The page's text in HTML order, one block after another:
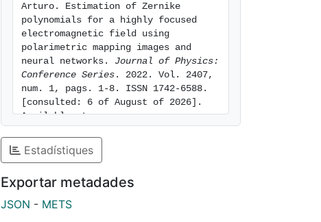
Arturo. Estimation of Zernike
polynomials for a highly focused
electromagnetic field using
polarimetric mapping images and
neural networks. Journal of Physics:
Conference Series . 2022. Vol. 2407,
num. 1, pags. 1-8. ISSN 1742-6588.
[consulted: 6 of August of 2026].
Available at:
Estadístiques
Exportar metadades
JSON - METS